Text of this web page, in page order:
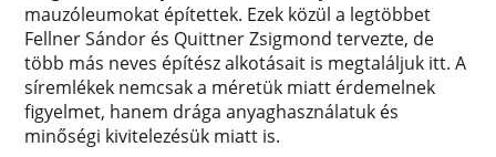
mauzóleumokat építettek. Ezek közül a legtöbbet
Fellner Sándor és Quittner Zsigmond tervezte, de
több más neves építész alkotásait is megtaláljuk itt. A
síremlékek nemcsak a méretük miatt érdemelnek
figyelmet, hanem drága anyaghasználatuk és
minőségi kivitelezésük miatt is.